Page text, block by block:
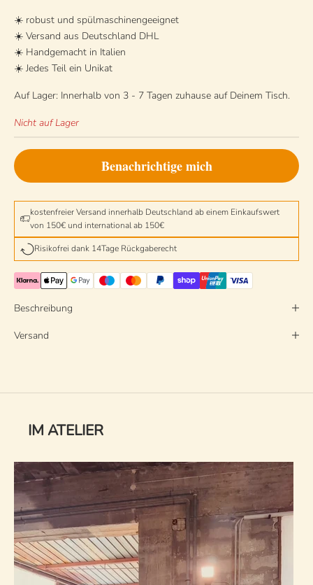
☀️ robust und spülmaschinengeeignet
☀️ Versand aus Deutschland DHL
☀️ Handgemacht in Italien
☀️ Jedes Teil ein Unikat
Auf Lager: Innerhalb von 3 - 7 Tagen zuhause auf Deinem Tisch.
Nicht auf Lager
Benachrichtige mich
kostenfreier Versand innerhalb Deutschland ab einem Einkaufswert
von 150€ und international ab 150€
Risikofrei dank 14Tage Rückgaberecht
Beschreibung
Versand
IM ATELIER